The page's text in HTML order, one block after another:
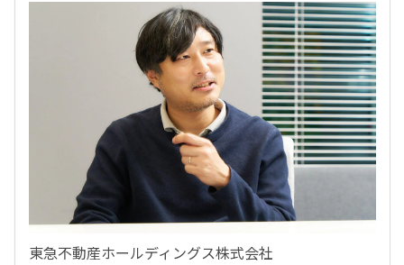
東急不動産ホールディングス株式会社